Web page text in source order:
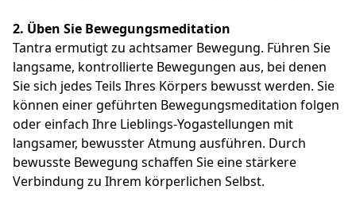
2. Üben Sie Bewegungsmeditation
Tantra ermutigt zu achtsamer Bewegung. Führen Sie
langsame, kontrollierte Bewegungen aus, bei denen
Sie sich jedes Teils Ihres Körpers bewusst werden. Sie
können einer geführten Bewegungsmeditation folgen
oder einfach Ihre Lieblings-Yogastellungen mit
langsamer, bewusster Atmung ausführen. Durch
bewusste Bewegung schaffen Sie eine stärkere
Verbindung zu Ihrem körperlichen Selbst.